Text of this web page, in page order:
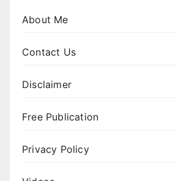
About Me
Contact Us
Disclaimer
Free Publication
Privacy Policy